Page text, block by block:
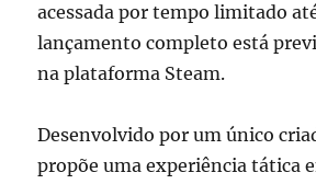
acessada por tempo limitado
lançamento completo está
na plataforma Steam.
Desenvolvido por um único
propõe uma experiência tática